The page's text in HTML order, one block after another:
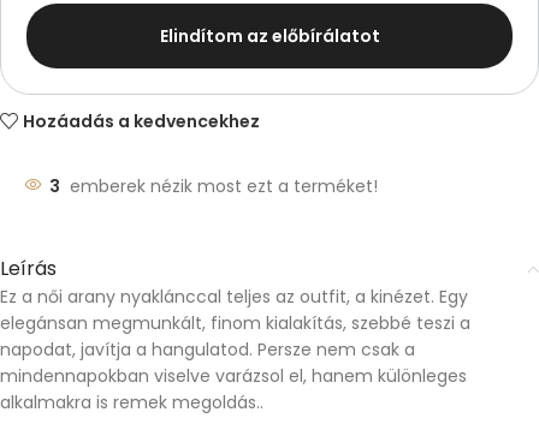
Elindítom az előbírálatot
Hozáadás a kedvencekhez
3 emberek nézik most ezt a terméket!
Leírás
Ez a női arany nyaklánccal teljes az outfit, a kinézet. Egy
elegánsan megmunkált, finom kialakítás, szebbé teszi a
napodat, javítja a hangulatod. Persze nem csak a
mindennapokban viselve varázsol el, hanem különleges
alkalmakra is remek megoldás..